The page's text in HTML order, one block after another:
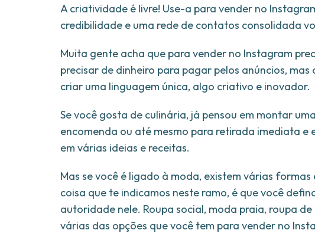
A criatividade é livre! Use-a para vender no
credibilidade e uma rede de contatos consolidada
Muita gente acha que para vender no Instagram
precisar de dinheiro para pagar pelos anúncios,
criar uma linguagem única, algo criativo e inovador.
Se você gosta de culinária, já pensou em montar
encomenda ou até mesmo para retirada imediata
em várias ideias e receitas.
Mas se você é ligado à moda, existem várias
coisa que te indicamos neste ramo, é que você
autoridade nele. Roupa social, moda praia, roupa
várias das opções que você tem para vender no